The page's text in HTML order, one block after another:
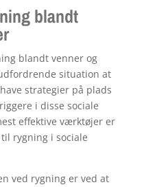
blandt
blandt venner og
situation at
strategier på plads
i disse sociale
effektive værktøjer er
rygning i sociale
ved rygning er ved at